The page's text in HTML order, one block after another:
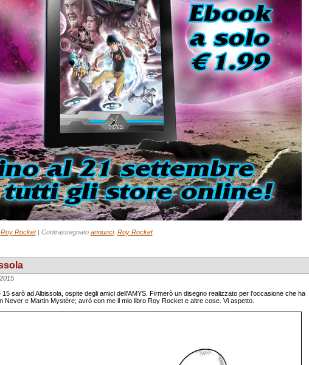
Roy Rocket| Contrassegnato annunci, Roy Rocket
sarò ad Albissola, ospite degli amici dell’AMYS. Firmerò un disegno realizzato per l’occasione che ha
Never e Martin Mystère; avrò con me il mio libro Roy Rocket e altre cose. Vi aspetto.